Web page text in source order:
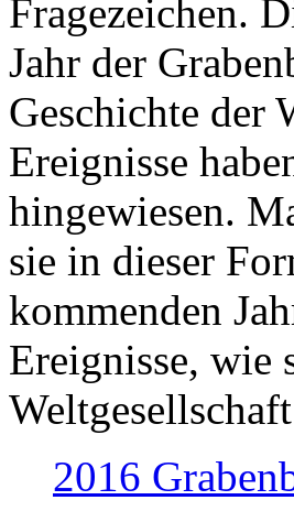
Fragezeichen.
Jahr der
Geschichte der
Ereignisse
hingewiesen.
sie in dieser
kommenden
Ereignisse, wie
2016